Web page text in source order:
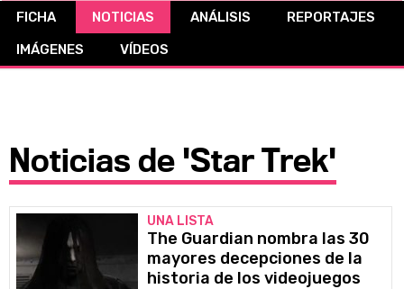
CÓMICS
FICHA NOTICIAS ANÁLISIS
REPORTAJES
IMÁGENES
VÍDEOS
Noticias de 'Star Trek'
UNA LISTA
The Guardian nombra las 30
mayores decepciones de la
historia de los videojuegos